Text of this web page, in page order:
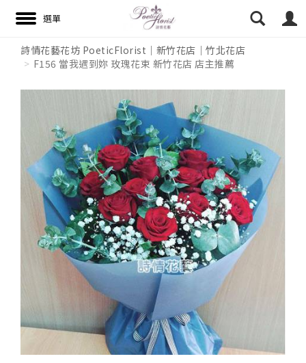
詩情花藝花坊 PoeticFlorist｜新竹花店｜竹北花店
F156 當我遇到妳 玫瑰花束 新竹花店 店主推薦